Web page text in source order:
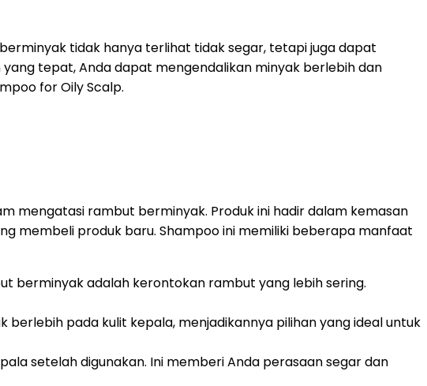
tidak hanya terlihat tidak segar, tetapi juga dapat
tepat, Anda dapat mengendalikan minyak berlebih dan
for Oily Scalp.
mengatasi rambut berminyak. Produk ini hadir dalam kemasan
membeli produk baru. Shampoo ini memiliki beberapa manfaat
berminyak adalah kerontokan rambut yang lebih sering.
berlebih pada kulit kepala, menjadikannya pilihan yang ideal untuk
setelah digunakan. Ini memberi Anda perasaan segar dan